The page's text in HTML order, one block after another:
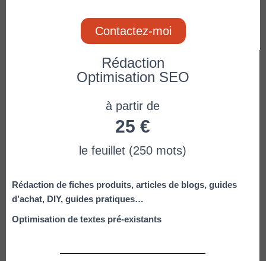
Contactez-moi
Rédaction
Optimisation SEO
à partir de
25 €
le feuillet (250 mots)
Rédaction de fiches produits, articles de blogs, guides
d’achat, DIY, guides pratiques…
Optimisation de textes pré-existants